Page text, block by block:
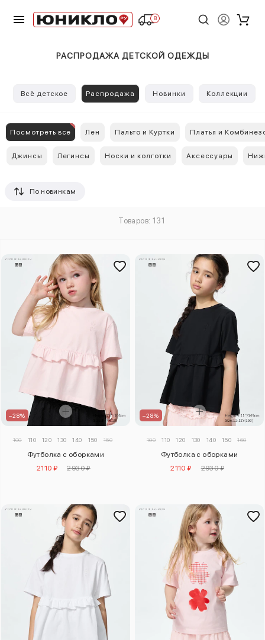
8
РАСПРОДАЖА ДЕТСКОЙ ОДЕЖДЫ
Всё детское Распродажа Новинки Коллекции
Посмотреть все Лен Пальто и Куртки Платья и
Джинсы Легинсы Носки и колготки Аксессуары
По новинкам
Товаров: 131
–28%
100 110 120 130 140 150 160
Футболка с оборками
2110 ₽
2930 ₽
–28%
100 110 120 130 140 150 160
Футболка с оборками
2110 ₽
2930 ₽